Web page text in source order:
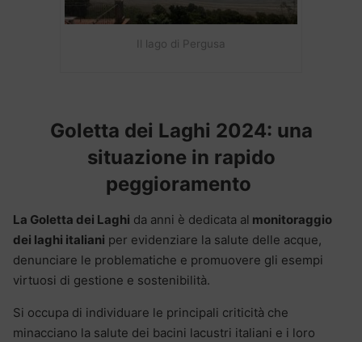
Il lago di Pergusa
Goletta dei Laghi 2024: una
situazione in rapido
peggioramento
La Goletta dei Laghi da anni è dedicata al monitoraggio
dei laghi italiani per evidenziare la salute delle acque,
denunciare le problematiche e promuovere gli esempi
virtuosi di gestione e sostenibilità.
Si occupa di individuare le principali criticità che
minacciano la salute dei bacini lacustri italiani e i loro